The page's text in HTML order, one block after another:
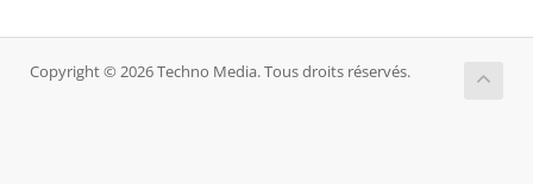
Copyright © 2026 Techno Media. Tous droits réservés.